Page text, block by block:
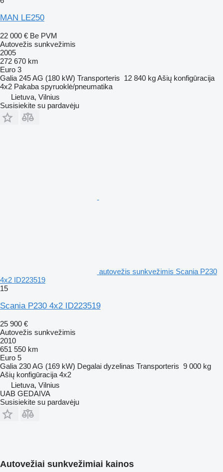
MAN LE250
22 000 € Be PVM
Autovežis sunkvežimis
2005
272 670 km
Euro 3
Galia 245 AG (180 kW) Transporteris 12 840 kgAšių konfigūracija
4x2 Pakaba spyruoklė/pneumatika
Lietuva, Vilnius
Susisiekite su pardavėju
autovežis sunkvežimis Scania P230
4x2 ID223519
15
Scania P230 4x2 ID223519
25 900 €
Autovežis sunkvežimis
2010
651 550 km
Euro 5
Galia 230 AG (169 kW) Degalai dyzelinas Transporteris 9 000 kg
Ašių konfigūracija 4x2
Lietuva, Vilnius
UAB GEDAIVA
Susisiekite su pardavėju
Autovežiai sunkvežimiai kainos